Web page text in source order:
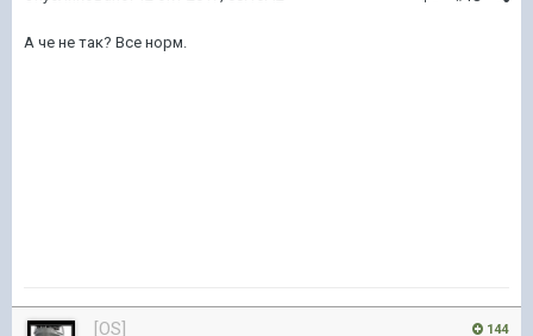
А че не так? Все норм.
144
[OS]